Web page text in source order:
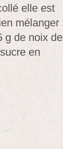
elle est
mélanger
g de noix de
en